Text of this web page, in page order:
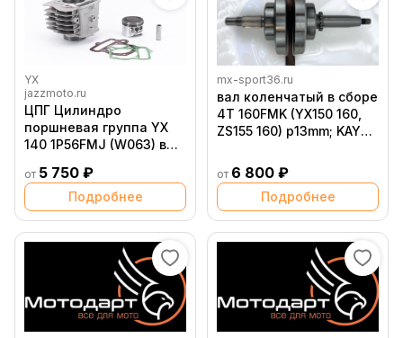
YX
jazzmoto.ru
ЦПГ Цилиндро
поршневая группа YX
140 1P56FMJ (W063) в
от 5 750 ₽
Подробнее
mx-sport36.ru
вал коленчатый в сборе
4Т 160FMK (YX150 160,
ZS155 160) p13mm; KAYO
от 6 800 ₽
Подробнее